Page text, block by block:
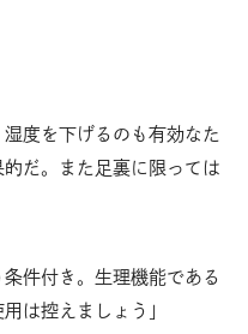
度を下げるのも有効なた
だ。また足裏に限っては
件付き。生理機能である
は控えましょう」